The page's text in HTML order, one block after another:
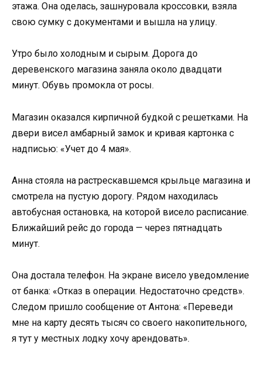
этажа. Она оделась, зашнуровала кроссовки, взяла
свою сумку с документами и вышла на улицу.
Утро было холодным и сырым. Дорога до
деревенского магазина заняла около двадцати
минут. Обувь промокла от росы.
Магазин оказался кирпичной будкой с решетками. На
двери висел амбарный замок и кривая картонка с
надписью: «Учет до 4 мая».
Анна стояла на растрескавшемся крыльце магазина и
смотрела на пустую дорогу. Рядом находилась
автобусная остановка, на которой висело расписание.
Ближайший рейс до города — через пятнадцать
минут.
Она достала телефон. На экране висело уведомление
от банка: «Отказ в операции. Недостаточно средств».
Следом пришло сообщение от Антона: «Переведи
мне на карту десять тысяч со своего накопительного,
я тут у местных лодку хочу арендовать».